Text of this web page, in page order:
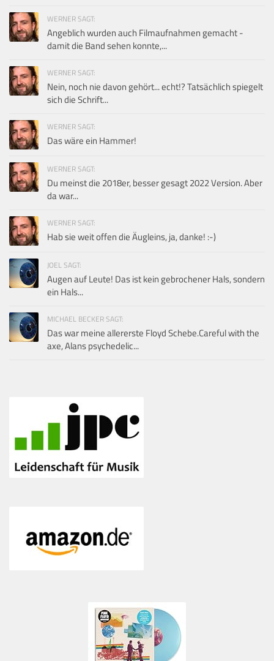
WERNER SAGT:
Angeblich wurden auch Filmaufnahmen gemacht -
damit die Band sehen konnte,...
WERNER SAGT:
Nein, noch nie davon gehört... echt!? Tatsächlich spiegelt
sich die Schrift...
WERNER SAGT:
Das wäre ein Hammer!
WERNER SAGT:
Du meinst die 2018er, besser gesagt 2022 Version. Aber
da war...
WERNER SAGT:
Hab sie weit offen die Äugleins, ja, danke! :-)
JOEL SAGT:
Augen auf Leute! Das ist kein gebrochener Hals, sondern
ein Hals...
MICHAEL BECKER SAGT:
Das war meine allererste Floyd Schebe.Careful with the
axe, Alans psychedelic...